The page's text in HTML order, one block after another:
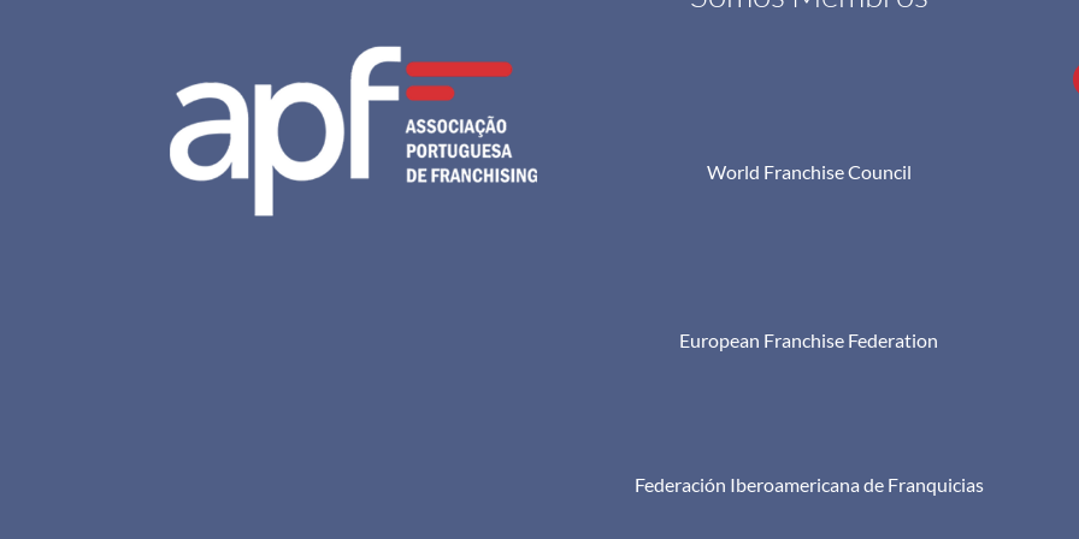
World Franchise Council
European Franchise Federation
Federación Iberoamericana de Franquicias